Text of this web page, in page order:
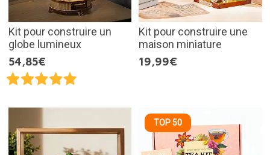
Kit pour construire un
globe lumineux
54,85€
Kit pour construire une
maison miniature
19,99€
TOP 50